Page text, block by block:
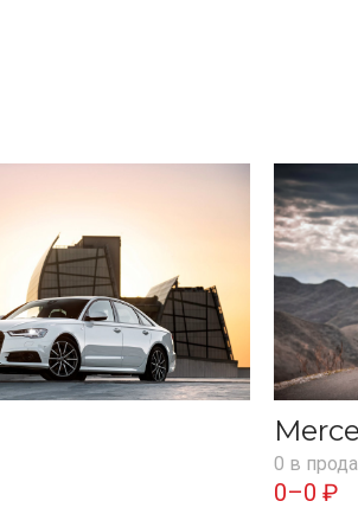
0 в
0–0 ₽